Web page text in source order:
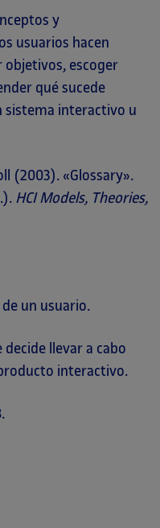
y
usuarios hacen
objetivos, escoger
qué sucede
sistema interactivo u
(2003). «Glossary».
HCI Models, Theories,
un usuario.
llevar a cabo
interactivo.